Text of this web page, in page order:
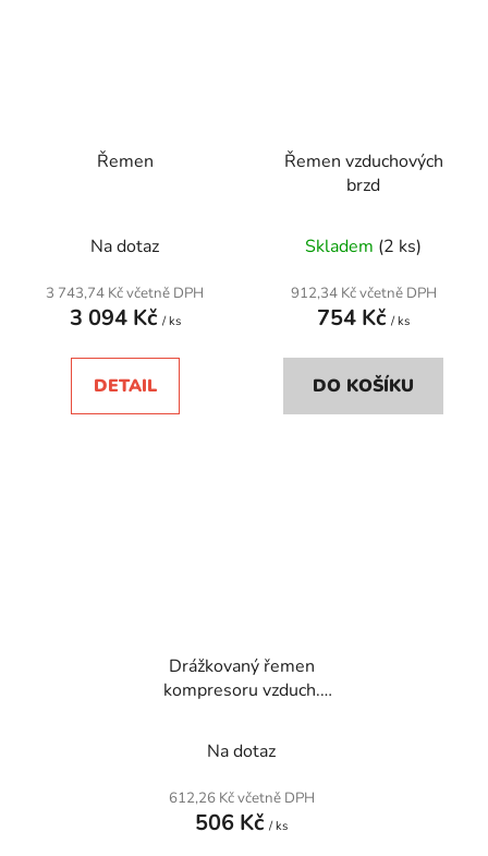
Řemen
Na dotaz
3 743,74 Kč včetně DPH
3 094 Kč / ks
DETAIL
Řemen vzduchových
brzd
Skladem (2 ks)
912,34 Kč včetně DPH
754 Kč / ks
DO KOŠÍKU
Drážkovaný řemen
kompresoru vzduch.
Na dotaz
612,26 Kč včetně DPH
506 Kč / ks